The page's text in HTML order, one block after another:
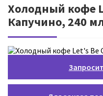
Холодный кофе
Капучино, 240